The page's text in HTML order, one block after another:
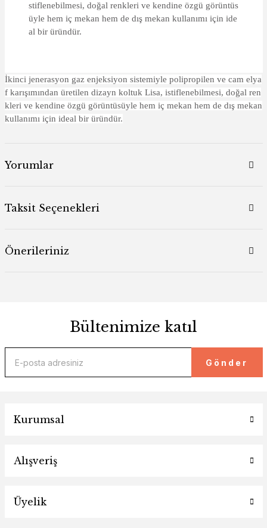
stiflenebilmesi, doğal renkleri ve kendine özgü görüntüs
üyle hem iç mekan hem de dış mekan kullanımı için ide
al bir üründür.
İkinci jenerasyon gaz enjeksiyon sistemiyle polipropilen ve cam elya
f karışımından üretilen dizayn koltuk Lisa, istiflenebilmesi, doğal ren
kleri ve kendine özgü görüntüsüyle hem iç mekan hem de dış mekan
kullanımı için ideal bir üründür.
Yorumlar
Taksit Seçenekleri
Önerileriniz
Bültenimize katıl
Gönder
Kurumsal
Alışveriş
Üyelik